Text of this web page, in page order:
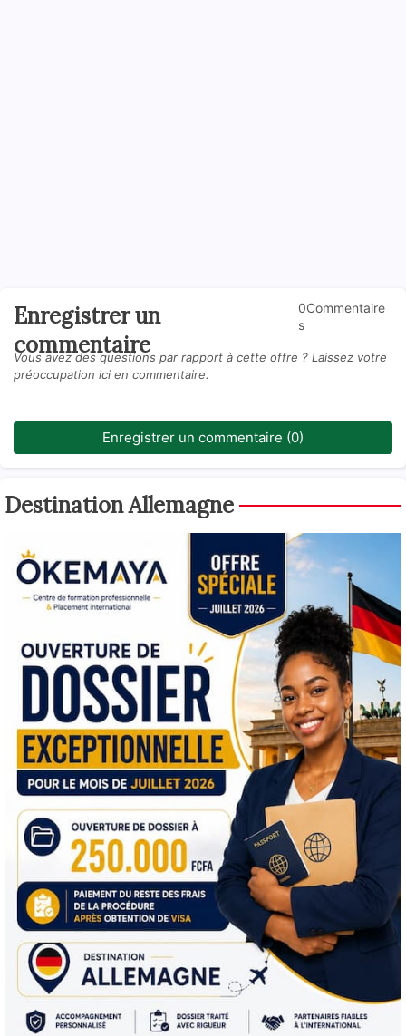
Enregistrer un
commentaire
0Commentaire
s
Vous avez des questions par rapport à cette offre ? Laissez votre
préoccupation ici en commentaire.
Enregistrer un commentaire (0)
Destination Allemagne